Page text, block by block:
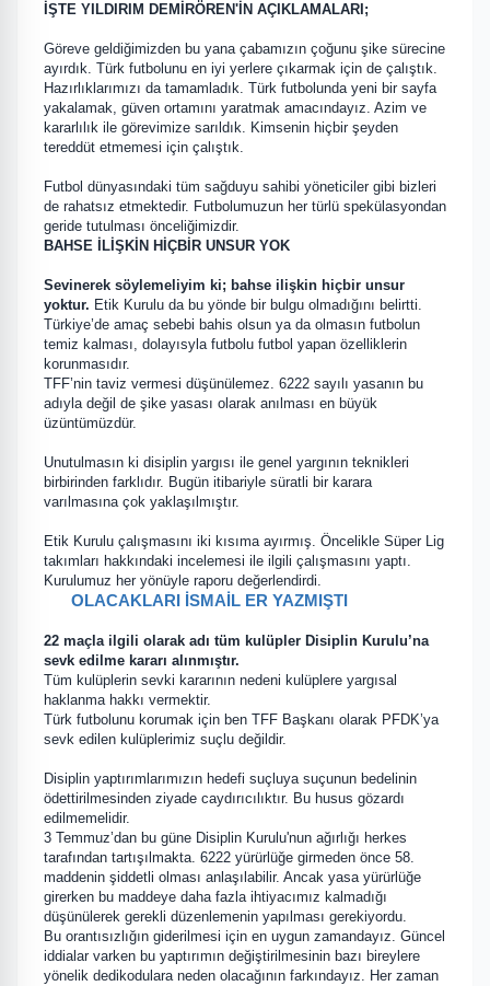
İŞTE YILDIRIM DEMİRÖREN'İN AÇIKLAMALARI;
Göreve geldiğimizden bu yana çabamızın çoğunu şike sürecine
ayırdık. Türk futbolunu en iyi yerlere çıkarmak için de çalıştık.
Hazırlıklarımızı da tamamladık. Türk futbolunda yeni bir sayfa
yakalamak, güven ortamını yaratmak amacındayız. Azim ve
kararlılık ile görevimize sarıldık. Kimsenin hiçbir şeyden
tereddüt etmemesi için çalıştık.
Futbol dünyasındaki tüm sağduyu sahibi yöneticiler gibi bizleri
de rahatsız etmektedir. Futbolumuzun her türlü spekülasyondan
geride tutulması önceliğimizdir.
BAHSE İLİŞKİN HİÇBİR UNSUR YOK
Sevinerek söylemeliyim ki; bahse ilişkin hiçbir unsur
yoktur. Etik Kurulu da bu yönde bir bulgu olmadığını belirtti.
Türkiye’de amaç sebebi bahis olsun ya da olmasın futbolun
temiz kalması, dolayısyla futbolu futbol yapan özelliklerin
korunmasıdır.
TFF’nin taviz vermesi düşünülemez. 6222 sayılı yasanın bu
adıyla değil de şike yasası olarak anılması en büyük
üzüntümüzdür.
Unutulmasın ki disiplin yargısı ile genel yargının teknikleri
birbirinden farklıdır. Bugün itibariyle süratli bir karara
varılmasına çok yaklaşılmıştır.
Etik Kurulu çalışmasını iki kısıma ayırmış. Öncelikle Süper Lig
takımları hakkındaki incelemesi ile ilgili çalışmasını yaptı.
Kurulumuz her yönüyle raporu değerlendirdi.
OLACAKLARI İSMAİL ER YAZMIŞTI
22 maçla ilgili olarak adı tüm kulüpler Disiplin Kurulu’na
sevk edilme kararı alınmıştır.
Tüm kulüplerin sevki kararının nedeni kulüplere yargısal
haklanma hakkı vermektir.
Türk futbolunu korumak için ben TFF Başkanı olarak PFDK’ya
sevk edilen kulüplerimiz suçlu değildir.
Disiplin yaptırımlarımızın hedefi suçluya suçunun bedelinin
ödettirilmesinden ziyade caydırıcılıktır. Bu husus gözardı
edilmemelidir.
3 Temmuz’dan bu güne Disiplin Kurulu'nun ağırlığı herkes
tarafından tartışılmakta. 6222 yürürlüğe girmeden önce 58.
maddenin şiddetli olması anlaşılabilir. Ancak yasa yürürlüğe
girerken bu maddeye daha fazla ihtiyacımız kalmadığı
düşünülerek gerekli düzenlemenin yapılması gerekiyordu.
Bu orantısızlığın giderilmesi için en uygun zamandayız. Güncel
iddialar varken bu yaptırımın değiştirilmesinin bazı bireylere
yönelik dedikodulara neden olacağının farkındayız. Her zaman